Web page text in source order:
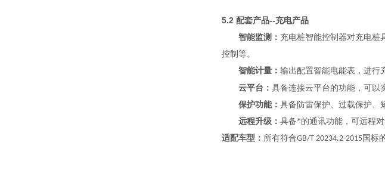
5.2 配套产品--充电产品
智能监测： 充电桩智能控制器对充电桩
控制等。
智能计量： 输出配置智能电能表，进行
云平台： 具备连接云平台的功能，可以
保护功能： 具备防雷保护、过载保护、
远程升级： 具备*的通讯功能，可远程对
适配车型： 所有符合GB/T 20234.2-2015 国标